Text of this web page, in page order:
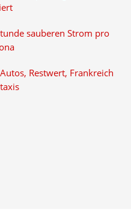
sauberen Strom pro
Restwert, Frankreich